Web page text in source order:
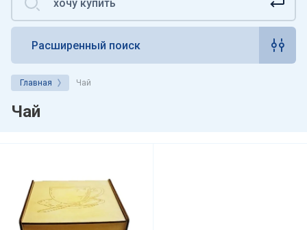
Расширенный поиск
Главная Чай
Чай